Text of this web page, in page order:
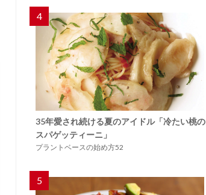
4
35年愛され続ける夏のアイドル「冷たい桃の
スパゲッティーニ」
プラントベースの始め方52
5